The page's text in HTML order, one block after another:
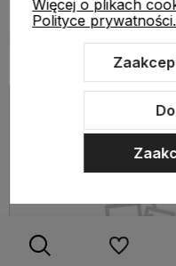
Więcej o plikach
Polityce prywatności.